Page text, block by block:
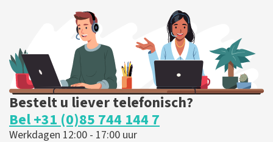
Bestelt u liever telefonisch?
Bel +31 (0)85 744 144 7
Werkdagen 12:00 - 17:00 uur